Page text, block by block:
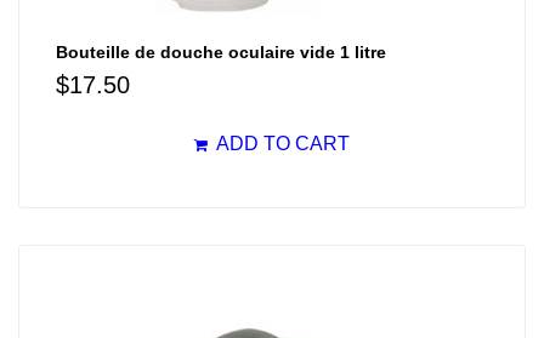
Bouteille de douche oculaire vide 1 litre
$17.50
ADD TO CART